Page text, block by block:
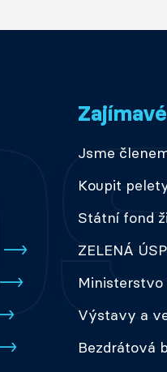
Jsme
Koupit
Státní fond
ZELENÁ
Výstavy a
Bezdrátová